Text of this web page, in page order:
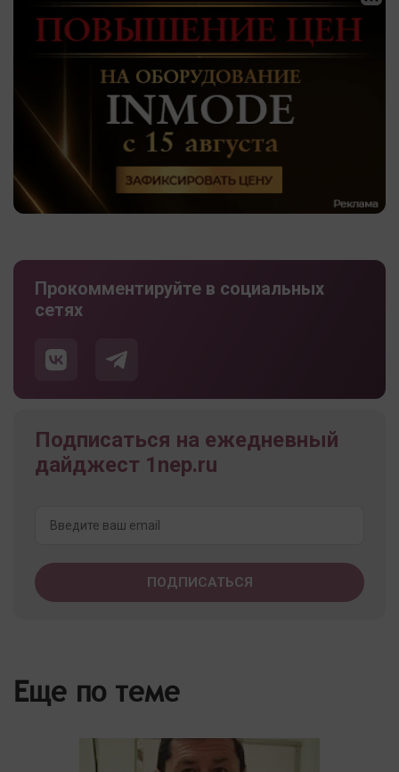
Прокомментируйте в социальных
сетях
Подписаться на ежедневный
дайджест 1nep.ru
Еще по теме